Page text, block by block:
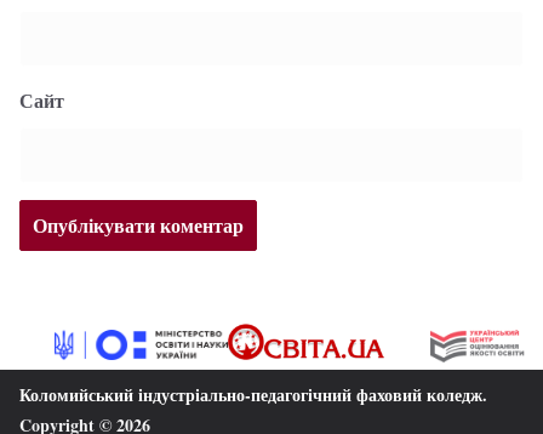
Сайт
Коломийський індустріально-педагогічний фаховий коледж.
Copyright © 2026